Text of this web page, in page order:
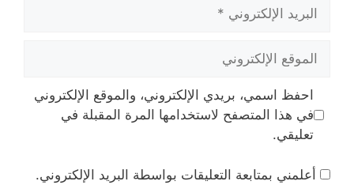
البريد
الإلكتروني
الموقع
الإلكتروني
احفظ اسمي، بريدي الإلكتروني، والموقع الإلكتروني
في هذا المتصفح لاستخدامها المرة المقبلة في
تعليقي.
أعلمني بمتابعة التعليقات بواسطة البريد الإلكتروني.